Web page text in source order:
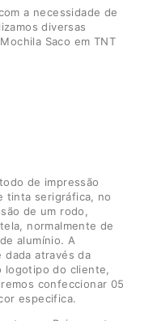
a necessidade de
diversas
Saco em TNT
de impressão
tinta serigráfica, no
de um rodo,
normalmente de
alumínio. A
dada através da
do cliente,
confeccionar 05
especifica.